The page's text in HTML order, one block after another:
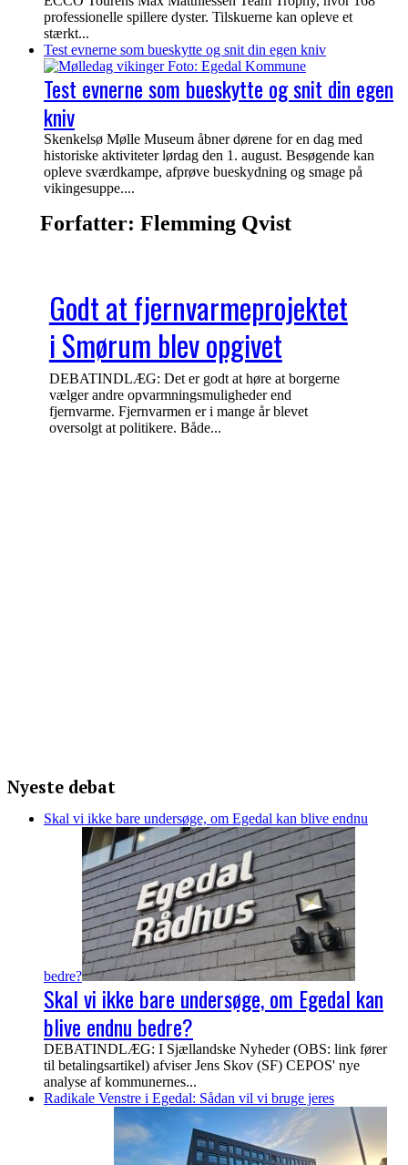
professionelle spillere dyster. Tilskuerne kan opleve et
stærkt...
Test evnerne som bueskytte og snit din egen kniv
Test evnerne som bueskytte og snit din egen
kniv
Skenkelsø Mølle Museum åbner dørene for en dag med
historiske aktiviteter lørdag den 1. august. Besøgende kan
opleve sværdkampe, afprøve bueskydning og smage på
vikingesuppe....
Forfatter: Flemming Qvist
Godt at fjernvarmeprojektet
i Smørum blev opgivet
DEBATINDLÆG: Det er godt at høre at borgerne
vælger andre opvarmningsmuligheder end
fjernvarme. Fjernvarmen er i mange år blevet
oversolgt at politikere. Både...
Nyeste debat
Skal vi ikke bare undersøge, om Egedal kan blive endnu
bedre?
Skal vi ikke bare undersøge, om Egedal kan
blive endnu bedre?
DEBATINDLÆG: I Sjællandske Nyheder (OBS: link fører
til betalingsartikel) afviser Jens Skov (SF) CEPOS' nye
analyse af kommunernes...
Radikale Venstre i Egedal: Sådan vil vi bruge jeres